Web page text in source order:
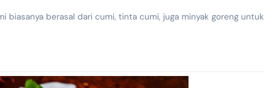
biasanya berasal dari cumi, tinta cumi, juga minyak goreng untuk